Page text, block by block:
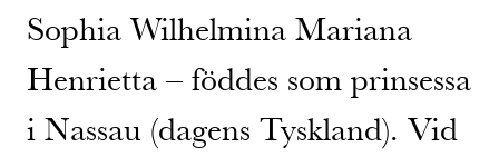
Sophia Wilhelmina Mariana
Henrietta – föddes som prinsessa
i Nassau (dagens Tyskland). Vid